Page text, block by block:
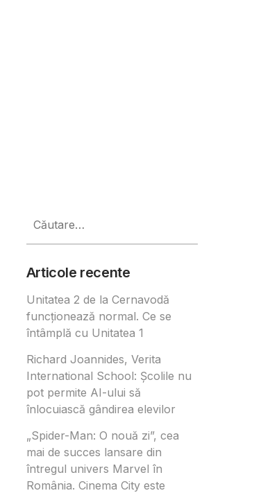
după:
Articole recente
Unitatea 2 de la Cernavodă
funcționează normal. Ce se
întâmplă cu Unitatea 1
Richard Joannides, Verita
International School: Școlile nu
pot permite AI-ului să
înlocuiască gândirea elevilor
„Spider-Man: O nouă zi”, cea
mai de succes lansare din
întregul univers Marvel în
România. Cinema City este